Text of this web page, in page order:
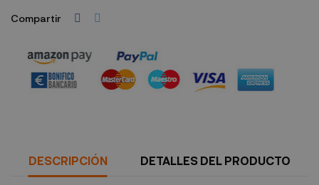
Compartir
Política de seguridad
DESCRIPCIÓN DETALLES DEL PRODUCTO